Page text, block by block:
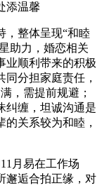
添温馨
，整体呈现“和睦
助力，婚恋相关
业顺利带来的积极
分担家庭责任，
，需提前规避；
纠缠，坦诚沟通是
关系较为和睦，
月易在工作场
邂逅合拍正缘，对